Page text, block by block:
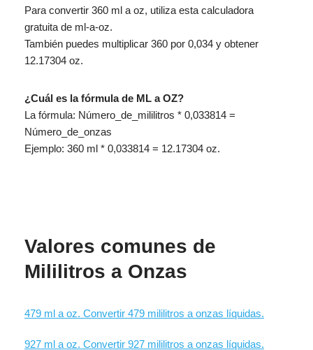
Para convertir 360 ml a oz, utiliza esta calculadora
gratuita de ml-a-oz.
También puedes multiplicar 360 por 0,034 y obtener
12.17304 oz.
¿Cuál es la fórmula de ML a OZ?
La fórmula: Número_de_mililitros * 0,033814 =
Número_de_onzas
Ejemplo: 360 ml * 0,033814 = 12.17304 oz.
Valores comunes de
Mililitros a Onzas
479 ml a oz. Convertir 479 mililitros a onzas líquidas.
927 ml a oz. Convertir 927 mililitros a onzas líquidas.